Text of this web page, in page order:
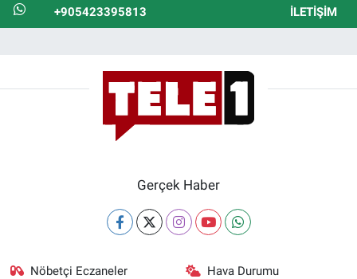
+905423395813 İLETIŞIM
Gerçek Haber
Nöbetçi Eczaneler Hava Durumu